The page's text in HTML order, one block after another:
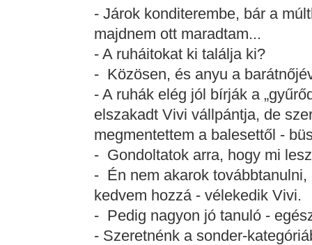
- Járok konditerembe, bár a
majdnem ott maradtam...
- A ruháitokat ki találja ki?
- Közösen, és anyu a
- A ruhák elég jól bírják a
elszakadt Vivi vállpántja, de
megmentettem a balesettől -
- Gondoltatok arra, hogy mi
- Én nem akarok
kedvem hozzá - vélekedik Vivi.
- Pedig nagyon jó tanuló -
- Szeretnénk a sonder-